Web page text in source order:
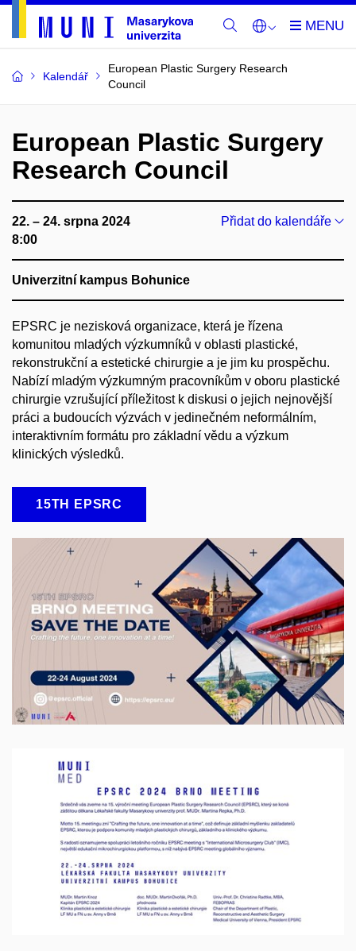
Kalendář
European Plastic Surgery Research
Council
European Plastic Surgery
Research Council
22. – 24. srpna 2024
8:00
Přidat do kalendáře
Univerzitní kampus Bohunice
EPSRC je nezisková organizace, která je řízena
komunitou mladých výzkumníků v oblasti plastické,
rekonstrukční a estetické chirurgie a je jim ku prospěchu.
Nabízí mladým výzkumným pracovníkům v oboru plastické
chirurgie vzrušující příležitost k diskusi o jejich nejnovější
práci a budoucích výzvách v jedinečném neformálním,
interaktivním formátu pro základní vědu a výzkum
klinických výsledků.
15TH EPSRC